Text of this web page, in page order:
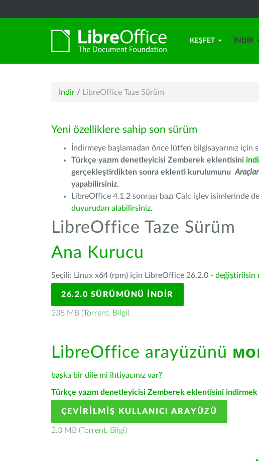
KEŞFET İNDIR
İndir / LibreOffice Taze Sürüm
Yeni özelliklere sahip son sürüm
İndirmeye başlamadan önce lütfen bilgisayarınız
Türkçe yazım denetleyicisi Zemberek eklentisini
gerçekleştirdikten sonra eklenti kurulumunu
yapabilirsiniz.
LibreOffice 4.1.2 sonrası bazı Calc işlev isimlerinde
duyurudan alabilirsiniz.
LibreOffice Taze Sürüm
Ana Kurucu
Seçili: Linux x64 (rpm) için LibreOffice 26.2.0 - değiştirilsin
26.2.0 SÜRÜMÜNÜ İNDIR
238 MB (Torrent, Bilgi)
LibreOffice arayüzünü
başka bir dile mi ihtiyacınız var?
Türkçe yazım denetleyicisi Zemberek eklentisini indirmek
ÇEVIRILMIŞ KULLANICI ARAYÜZÜ
2.3 MB (Torrent, Bilgi)